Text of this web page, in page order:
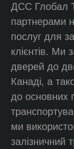
ДСС Глобал
партнерами
послуг для
клієнтів. Ми
дверей до
Канаді, а
до основних
ми
залізничний